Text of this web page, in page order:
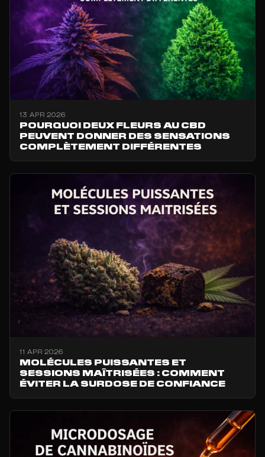
13 APR 2026
POURQUOI DEUX FLEURS AU CBD
PEUVENT DONNER DES SENSATIONS
COMPLÈTEMENT DIFFÉRENTES
11 APR 2026
MOLÉCULES PUISSANTES ET
SESSIONS MAÎTRISÉES : COMMENT
ÉVITER LA SURDOSE DE CONFIANCE